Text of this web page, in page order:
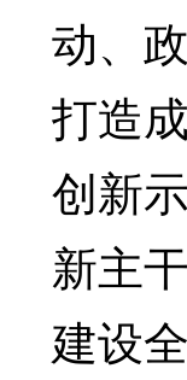
动、
打造
创新
新主
建设